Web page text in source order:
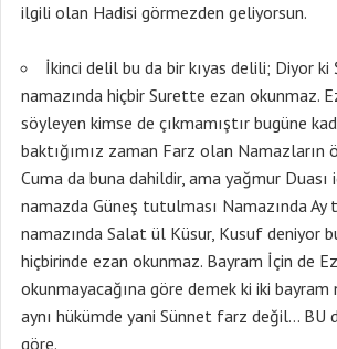
ilgili olan Hadisi görmezden geliyorsun.
İkinci delil bu da bir kıyas delili; Diyor
namazında hiçbir Surette ezan okunmaz.
söyleyen kimse de çıkmamıştır bugüne
baktığımız zaman Farz olan Namazların
Cuma da buna dahildir, ama yağmur Duası
namazda Güneş tutulması Namazında Ay
namazında Salat ül Küsur, Kusuf deniyor
hiçbirinde ezan okunmaz. Bayram İçin de
okunmayacağına göre demek ki iki
aynı hükümde yani Sünnet farz değil… BU
göre.